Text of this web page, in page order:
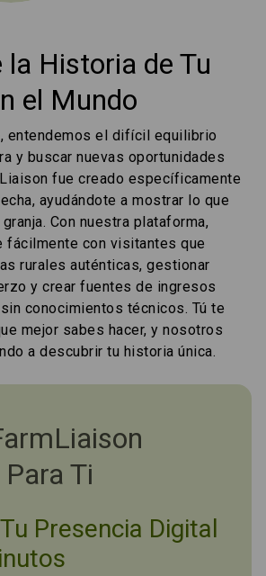
Historia de Tu
el Mundo
entendemos el difícil equilibrio
y buscar nuevas oportunidades
fue creado específicamente
ayudándote a mostrar lo que
Con nuestra plataforma,
fácilmente con visitantes que
rurales auténticas, gestionar
y crear fuentes de ingresos
conocimientos técnicos. Tú te
mejor sabes hacer, y nosotros
a descubrir tu historia única.
Ti
Presencia Digital